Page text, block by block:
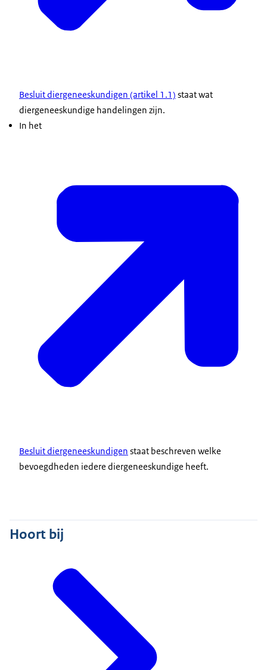
Besluit diergeneeskundigen (artikel 1.1) staat wat
diergeneeskundige handelingen zijn.
In het
Besluit diergeneeskundigen staat beschreven welke
bevoegdheden iedere diergeneeskundige heeft.
Hoort bij